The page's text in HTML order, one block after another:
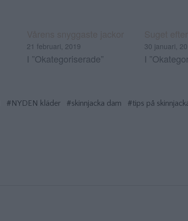
21 februari, 2019
I ”Okategoriserade”
30 januari,
I
#NYDEN kläder #skinnjacka dam
#tips på